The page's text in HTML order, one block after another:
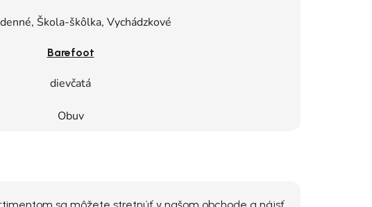
Škola-škôlka, Vychádzkové
Barefoot
dievčatá
Obuv